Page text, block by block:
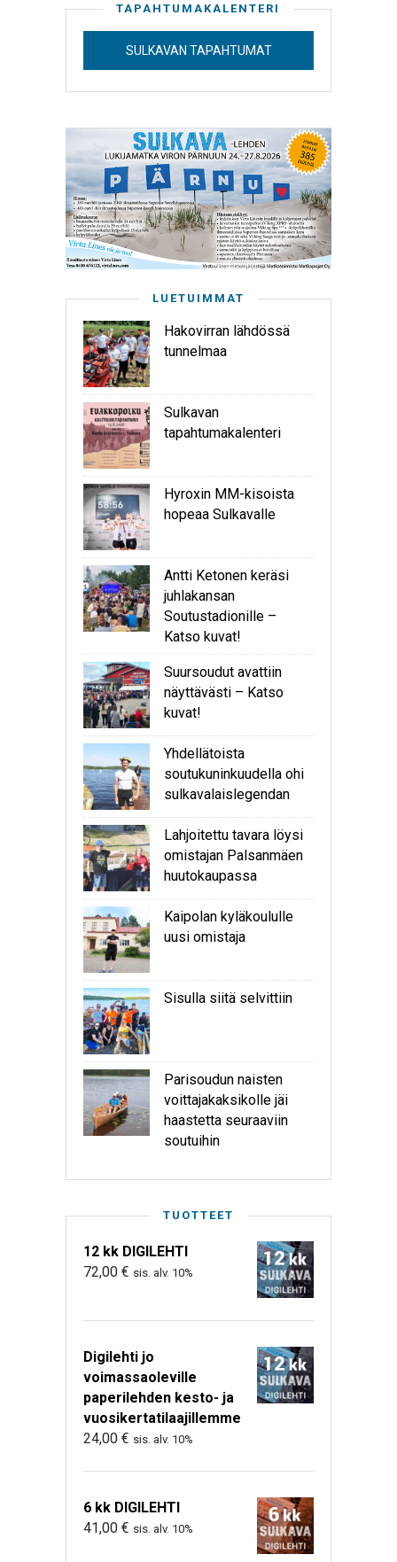
TAPAHTUMAKALENTERI
SULKAVAN TAPAHTUMAT
LUETUIMMAT
Hakovirran lähdössä
tunnelmaa
Sulkavan
tapahtumakalenteri
Hyroxin MM-kisoista
hopeaa Sulkavalle
Antti Ketonen keräsi
juhlakansan
Soutustadionille –
Katso kuvat!
Suursoudut avattiin
näyttävästi – Katso
kuvat!
Yhdellätoista
soutukuninkuudella ohi
sulkavalaislegendan
Lahjoitettu tavara löysi
omistajan Palsanmäen
huutokaupassa
Kaipolan kyläkoululle
uusi omistaja
Sisulla siitä selvittiin
Parisoudun naisten
voittajakaksikolle jäi
haastetta seuraaviin
soutuihin
TUOTTEET
12 kk DIGILEHTI
72,00 € sis. alv. 10%
Digilehti jo
voimassaoleville
paperilehden kesto- ja
vuosikertatilaajillemme
24,00 € sis. alv. 10%
6 kk DIGILEHTI
41,00 € sis. alv. 10%